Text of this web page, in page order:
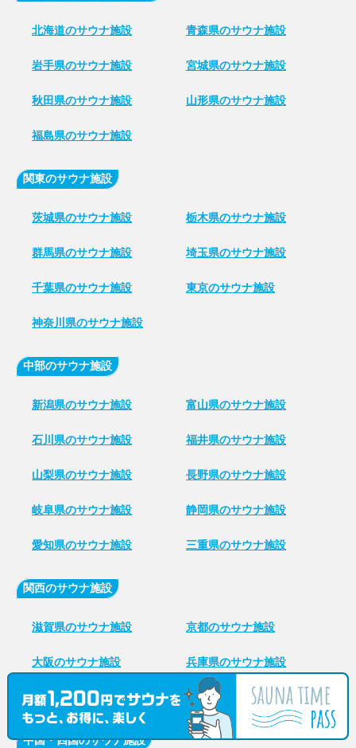
北海道のサウナ施設 青森県のサウナ施設
岩手県のサウナ施設 宮城県のサウナ施設
秋田県のサウナ施設 山形県のサウナ施設
福島県のサウナ施設
関東のサウナ施設
茨城県のサウナ施設 栃木県のサウナ施設
群馬県のサウナ施設 埼玉県のサウナ施設
千葉県のサウナ施設 東京のサウナ施設
神奈川県のサウナ施設
中部のサウナ施設
新潟県のサウナ施設 富山県のサウナ施設
石川県のサウナ施設 福井県のサウナ施設
山梨県のサウナ施設 長野県のサウナ施設
岐阜県のサウナ施設 静岡県のサウナ施設
愛知県のサウナ施設 三重県のサウナ施設
関西のサウナ施設
滋賀県のサウナ施設 京都のサウナ施設
大阪のサウナ施設 兵庫県のサウナ施設
奈良県のサウナ施設 和歌山県のサウナ施設
中国・四国のサウナ施設